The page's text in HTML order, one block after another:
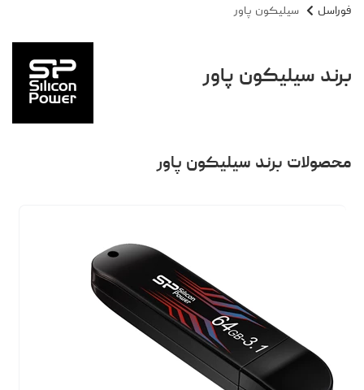
فوراسل سیلیکون پاور
برند سیلیکون پاور
محصولات برند سیلیکون پاور